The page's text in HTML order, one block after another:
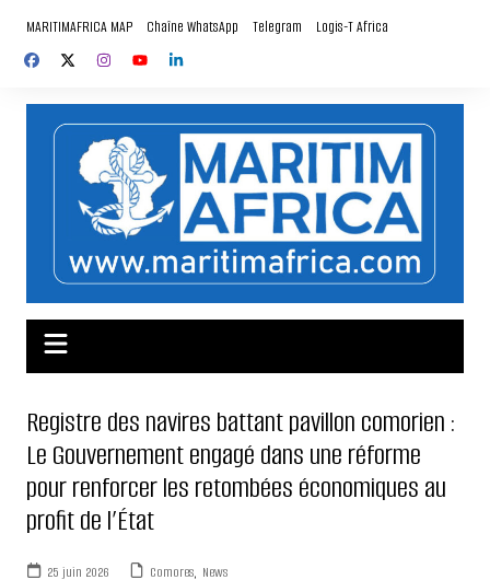
contenu
MARITIMAFRICA MAP Chaîne WhatsApp Telegram Logis-T Africa
Registre des navires battant pavillon comorien :
Le Gouvernement engagé dans une réforme
pour renforcer les retombées économiques au
profit de l’État
25 juin 2026 Comores, News